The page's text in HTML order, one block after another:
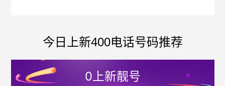
今日上新400电话号码推荐
0上新靓号